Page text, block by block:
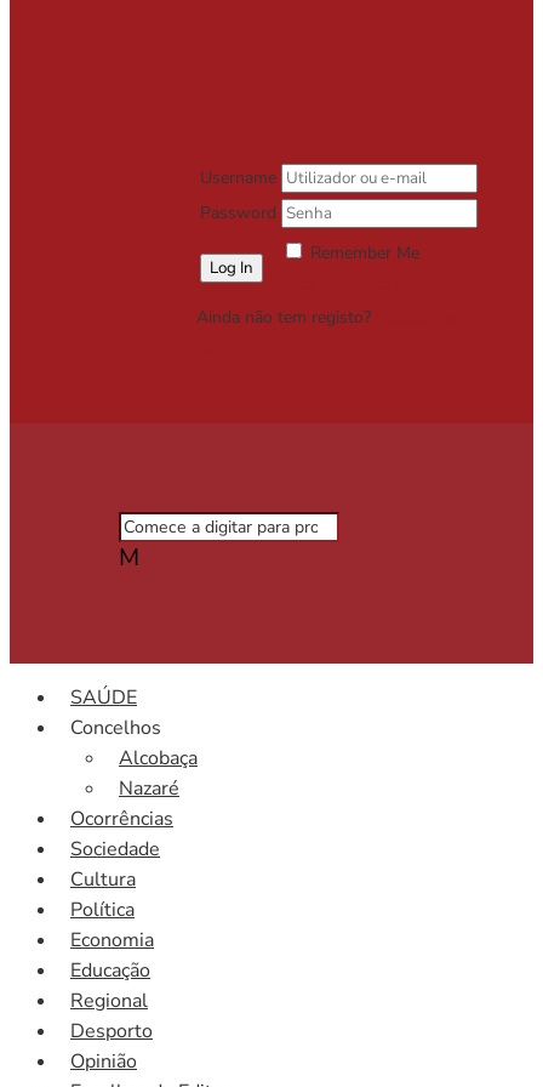
Username
Password
Remember Me
Ainda não tem registo?
M
SAÚDE
Concelhos
Alcobaça
Nazaré
Ocorrências
Sociedade
Cultura
Política
Economia
Educação
Regional
Desporto
Opinião